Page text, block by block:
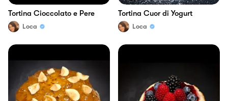
Tortina Cioccolato e Pere
Loca
Tortina Cuor di Yogurt
Loca